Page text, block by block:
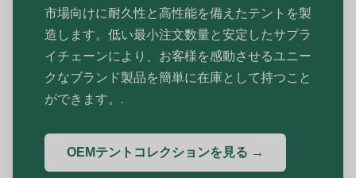
市場向けに耐久性と高性能を備えたテントを製
造します。低い最小注文数量と安定したサプラ
イチェーンにより、お客様を感動させるユニー
クなブランド製品を簡単に在庫として持つこと
ができます。.
OEMテントコレクションを見る →